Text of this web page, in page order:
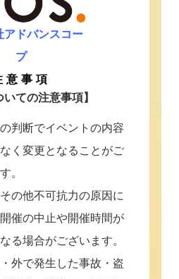
アドバンスコー
プ
意事項
いての注意事項】
判断でイベントの内容
く変更となることがご
。
の他不可抗力の原因に
催の中止や開催時間が
る場合がございます。
外で発生した事故・盗